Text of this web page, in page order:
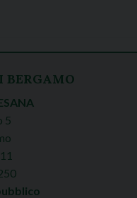
BERGAMO
5